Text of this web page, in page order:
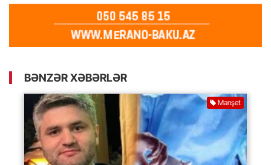
BƏNZƏR XƏBƏRLƏR
Manşet